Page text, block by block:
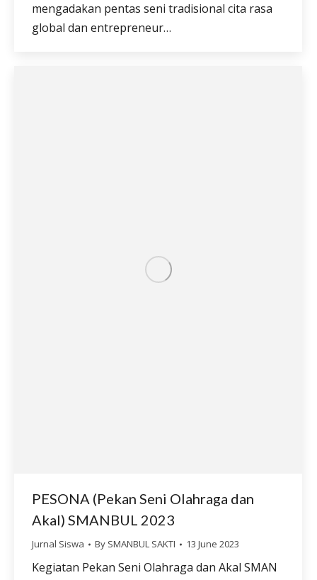
mengadakan pentas seni tradisional cita rasa
global dan entrepreneur…
PESONA (Pekan Seni Olahraga dan
Akal) SMANBUL 2023
Jurnal Siswa By SMANBUL SAKTI 13 June 2023
Kegiatan Pekan Seni Olahraga dan Akal SMAN